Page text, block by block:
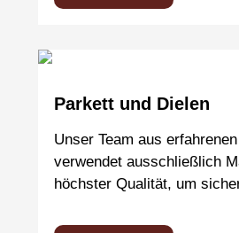
Parkett und Dielen
Unser Team aus
verwendet ausschließlich
höchster Qualität, um